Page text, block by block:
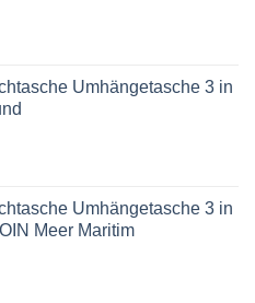
Umhängetasche 3 in
Umhängetasche 3 in
Meer Maritim